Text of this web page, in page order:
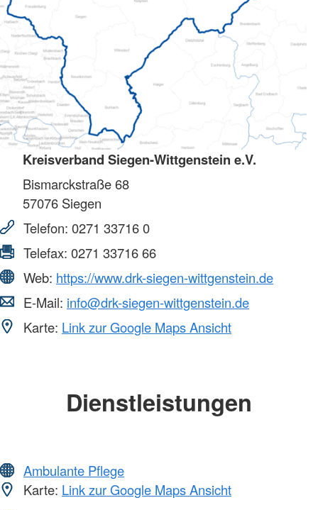
Kreisverband Siegen-Wittgenstein e.V.
Bismarckstraße 68
57076 Siegen
Telefon: 0271 33716 0
Telefax: 0271 33716 66
Web: https://www.drk-siegen-wittgenstein.de
E-Mail: info@drk-siegen-wittgenstein.de
Karte: Link zur Google Maps Ansicht
Dienstleistungen
Ambulante Pflege
Karte: Link zur Google Maps Ansicht